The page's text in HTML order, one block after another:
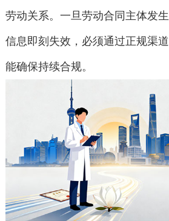
劳动关系。一旦劳动合同主体发
信息即刻失效，必须通过正规渠
能确保持续合规。